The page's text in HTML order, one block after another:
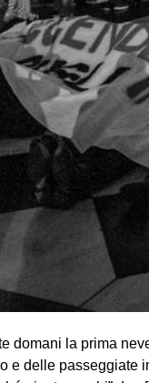
domani la prima
e delle passeggiate